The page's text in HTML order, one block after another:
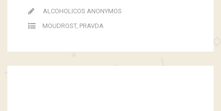
ALCOHOLICOS ANONYMOS
MOUDROST, PRAVDA